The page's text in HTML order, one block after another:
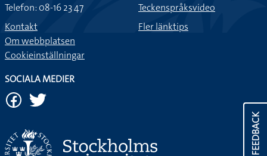
FEEDBACK
Telefon: 08-16 23 47
Kontakt
Om webbplatsen
Cookieinställningar
Teckenspråksvideo
Fler länktips
SOCIALA MEDIER